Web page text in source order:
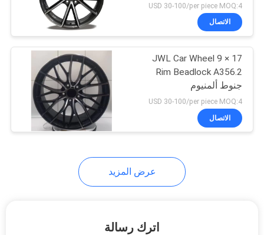
USD 30-100/per piece MOQ:4
الاتصال
17 × 9 JWL Car Wheel
Rim Beadlock A356.2
جنوط ألمنيوم
USD 30-100/per piece MOQ:4
الاتصال
عرض المزيد
اترك رسالة